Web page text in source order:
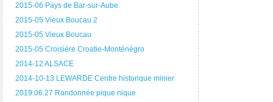
2015-06 Pays de Bar-sur-Aube
2015-05 Vieux Boucau 2
2015-05 Vieux Boucau
2015-05 Croisière Croatie-Monténégro
2014-12 ALSACE
2014-10-13 LEWARDE Centre historique minier
2019.06.27 Randonnée pique nique